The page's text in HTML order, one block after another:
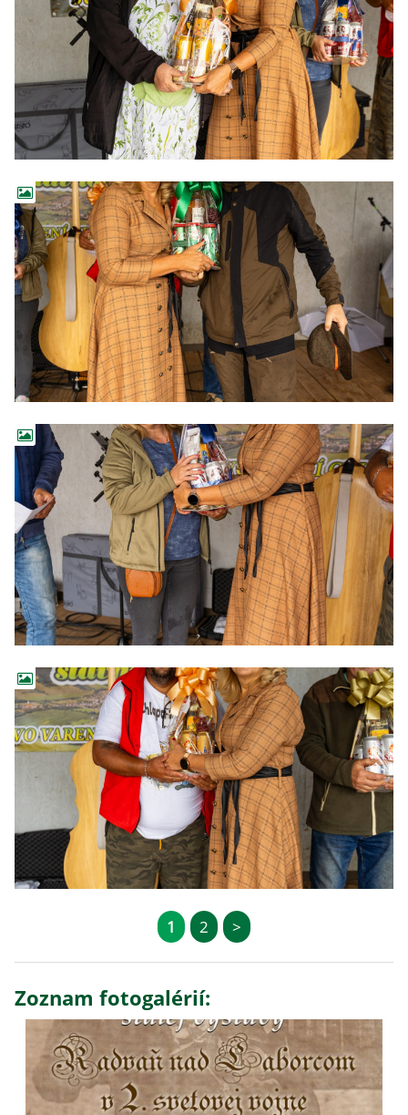
1 2 >
Zoznam fotogalérií: